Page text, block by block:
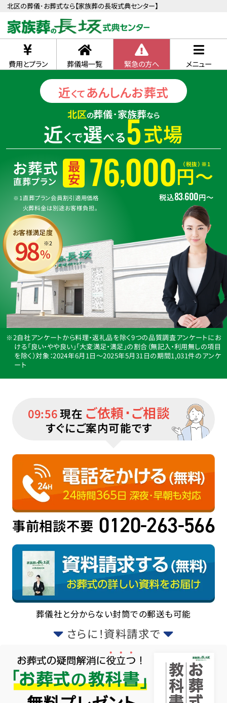
北区の葬儀･お葬式なら【家族葬の長坂式典センター】
費用とプラン 葬儀場一覧 緊急の方へ メニュー
近くてあんしんお葬式
北区の葬儀･家族葬なら
近くで選べる5式場
お葬式
直葬プラン 最安 76,000円〜
（税抜）※1
税込83,600円〜
※1直葬プラン会員割引適用価格
火葬料金は別途お客様負担。
お客様満足度
98%
※2
※2自社アンケートから料理・返礼品を除く9つの品質調査アンケートにお
ける「良い・やや良い」「大変満足・満足」の割合（無記入・利用無しの項目
を除く）対象：2024年6月1日〜2025年5月31日の期間1,031件のアンケ
ート
09:56現在 ご依頼･ご相談
すぐにご案内可能です
事前相談不要 0120-263-566
葬儀社と分からない封筒での郵送も可能
さらに！資料請求で